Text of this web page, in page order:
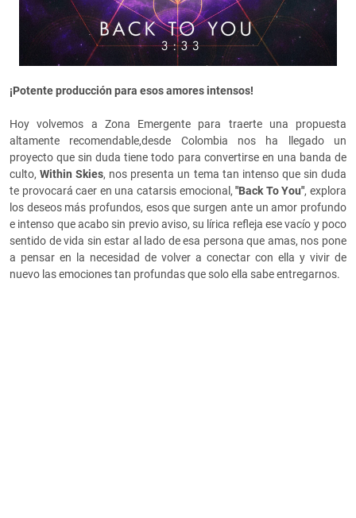
¡Potente producción para esos amores intensos!
Hoy volvemos a Zona Emergente para traerte una propuesta
altamente recomendable,desde Colombia nos ha llegado un
proyecto que sin duda tiene todo para convertirse en una banda de
culto,Within Skies, nos presenta un tema tan intenso que sin duda
te provocará caer en una catarsis emocional,"Back To You", explora
los deseos más profundos, esos que surgen ante un amor profundo
e intenso que acabo sin previo aviso, su lírica refleja ese vacío y poco
sentido de vida sin estar al lado de esa persona que amas, nos pone
a pensar en la necesidad de volver a conectar con ella y vivir de
nuevo las emociones tan profundas que solo ella sabe entregarnos.